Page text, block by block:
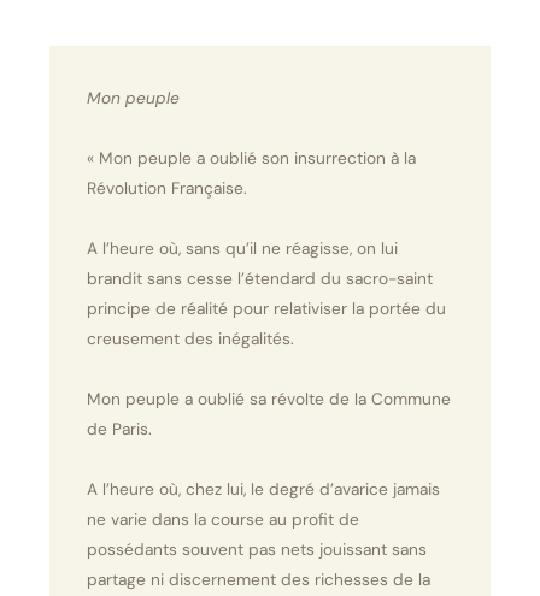
Mon peuple
« Mon peuple a oublié son insurrection à la
Révolution Française.
A l’heure où, sans qu’il ne réagisse, on lui
brandit sans cesse l’étendard du sacro-saint
principe de réalité pour relativiser la portée du
creusement des inégalités.
Mon peuple a oublié sa révolte de la Commune
de Paris.
A l’heure où, chez lui, le degré d’avarice jamais
ne varie dans la course au profit de
possédants souvent pas nets jouissant sans
partage ni discernement des richesses de la